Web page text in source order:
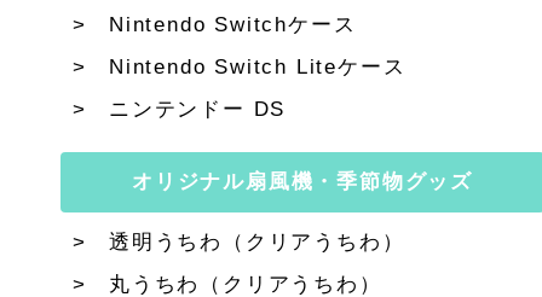
Nintendo Switchケース
Nintendo Switch Liteケース
ニンテンドー DS
オリジナル扇風機・季節物グッズ
透明うちわ（クリアうちわ）
丸うちわ（クリアうちわ）